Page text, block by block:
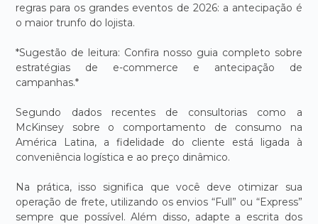
regras para os grandes eventos de 2026: a antecipação é
o maior trunfo do lojista.
*Sugestão de leitura: Confira nosso guia completo sobre
estratégias de e-commerce e antecipação de
campanhas.*
Segundo dados recentes de consultorias como a
McKinsey sobre o comportamento de consumo na
América Latina, a fidelidade do cliente está ligada à
conveniência logística e ao preço dinâmico.
Na prática, isso significa que você deve otimizar sua
operação de frete, utilizando os envios “Full” ou “Express”
sempre que possível. Além disso, adapte a escrita dos